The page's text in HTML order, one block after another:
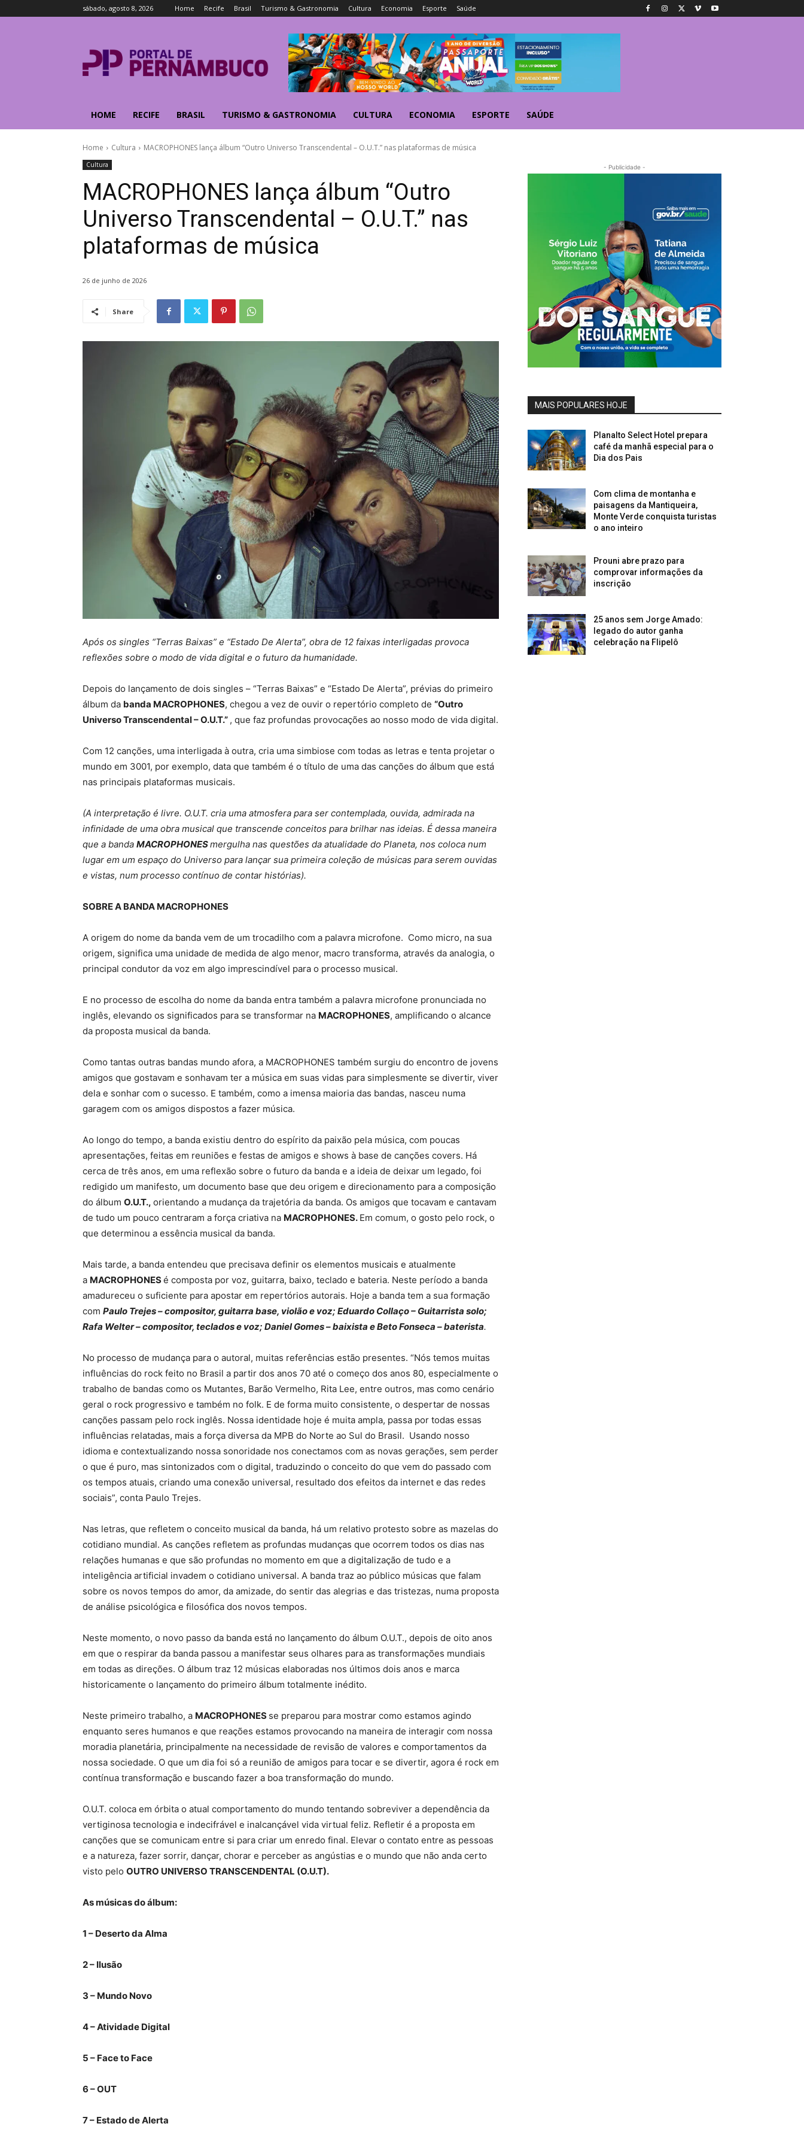
sábado, agosto 8, 2026 Home Recife Brasil Turismo & Gastronomia Cultura Economia Esporte Saúde
HOME RECIFE BRASIL TURISMO & GASTRONOMIA CULTURA ECONOMIA ESPORTE SAÚDE
Home Cultura MACROPHONES lança álbum “Outro Universo Transcendental – O.U.T.” nas plataformas de música
Cultura
MACROPHONES lança álbum “Outro
Universo Transcendental – O.U.T.” nas
plataformas de música
26 de junho de 2026
Share
Após os singles “Terras Baixas” e “Estado De Alerta”, obra de 12 faixas interligadas provoca
reflexões sobre o modo de vida digital e o futuro da humanidade.
Depois do lançamento de dois singles – “Terras Baixas” e “Estado De Alerta”, prévias do primeiro
álbum da banda MACROPHONES, chegou a vez de ouvir o repertório completo de “Outro
Universo Transcendental – O.U.T.” , que faz profundas provocações ao nosso modo de vida digital.
Com 12 canções, uma interligada à outra, cria uma simbiose com todas as letras e tenta projetar o
mundo em 3001, por exemplo, data que também é o título de uma das canções do álbum que está
nas principais plataformas musicais.
(A interpretação é livre. O.U.T. cria uma atmosfera para ser contemplada, ouvida, admirada na
infinidade de uma obra musical que transcende conceitos para brilhar nas ideias. É dessa maneira
que a banda MACROPHONESmergulha nas questões da atualidade do Planeta, nos coloca num
lugar em um espaço do Universo para lançar sua primeira coleção de músicas para serem ouvidas
e vistas, num processo contínuo de contar histórias).
SOBRE A BANDA MACROPHONES
A origem do nome da banda vem de um trocadilho com a palavra microfone. Como micro, na sua
origem, significa uma unidade de medida de algo menor, macro transforma, através da analogia, o
principal condutor da voz em algo imprescindível para o processo musical.
E no processo de escolha do nome da banda entra também a palavra microfone pronunciada no
inglês, elevando os significados para se transformar na MACROPHONES, amplificando o alcance
da proposta musical da banda.
Como tantas outras bandas mundo afora, a MACROPHONES também surgiu do encontro de jovens
amigos que gostavam e sonhavam ter a música em suas vidas para simplesmente se divertir, viver
dela e sonhar com o sucesso. E também, como a imensa maioria das bandas, nasceu numa
garagem com os amigos dispostos a fazer música.
Ao longo do tempo, a banda existiu dentro do espírito da paixão pela música, com poucas
apresentações, feitas em reuniões e festas de amigos e shows à base de canções covers. Há
cerca de três anos, em uma reflexão sobre o futuro da banda e a ideia de deixar um legado, foi
redigido um manifesto, um documento base que deu origem e direcionamento para a composição
do álbum O.U.T., orientando a mudança da trajetória da banda. Os amigos que tocavam e cantavam
de tudo um pouco centraram a força criativa na MACROPHONES. Em comum, o gosto pelo rock, o
que determinou a essência musical da banda.
Mais tarde, a banda entendeu que precisava definir os elementos musicais e atualmente
a MACROPHONESé composta por voz, guitarra, baixo, teclado e bateria. Neste período a banda
amadureceu o suficiente para apostar em repertórios autorais. Hoje a banda tem a sua formação
com Paulo Trejes – compositor, guitarra base, violão e voz; Eduardo Collaço – Guitarrista solo;
Rafa Welter – compositor, teclados e voz; Daniel Gomes – baixista e Beto Fonseca – baterista.
No processo de mudança para o autoral, muitas referências estão presentes. “Nós temos muitas
influências do rock feito no Brasil a partir dos anos 70 até o começo dos anos 80, especialmente o
trabalho de bandas como os Mutantes, Barão Vermelho, Rita Lee, entre outros, mas como cenário
geral o rock progressivo e também no folk. E de forma muito consistente, o despertar de nossas
canções passam pelo rock inglês. Nossa identidade hoje é muita ampla, passa por todas essas
influências relatadas, mais a força diversa da MPB do Norte ao Sul do Brasil. Usando nosso
idioma e contextualizando nossa sonoridade nos conectamos com as novas gerações, sem perder
o que é puro, mas sintonizados com o digital, traduzindo o conceito do que vem do passado com
os tempos atuais, criando uma conexão universal, resultado dos efeitos da internet e das redes
sociais”, conta Paulo Trejes.
Nas letras, que refletem o conceito musical da banda, há um relativo protesto sobre as mazelas do
cotidiano mundial. As canções refletem as profundas mudanças que ocorrem todos os dias nas
relações humanas e que são profundas no momento em que a digitalização de tudo e a
inteligência artificial invadem o cotidiano universal. A banda traz ao público músicas que falam
sobre os novos tempos do amor, da amizade, do sentir das alegrias e das tristezas, numa proposta
de análise psicológica e filosófica dos novos tempos.
Neste momento, o novo passo da banda está no lançamento do álbum O.U.T., depois de oito anos
em que o respirar da banda passou a manifestar seus olhares para as transformações mundiais
em todas as direções. O álbum traz 12 músicas elaboradas nos últimos dois anos e marca
historicamente o lançamento do primeiro álbum totalmente inédito.
Neste primeiro trabalho, a MACROPHONES se preparou para mostrar como estamos agindo
enquanto seres humanos e que reações estamos provocando na maneira de interagir com nossa
moradia planetária, principalmente na necessidade de revisão de valores e comportamentos da
nossa sociedade. O que um dia foi só a reunião de amigos para tocar e se divertir, agora é rock em
contínua transformação e buscando fazer a boa transformação do mundo.
O.U.T. coloca em órbita o atual comportamento do mundo tentando sobreviver a dependência da
vertiginosa tecnologia e indecifrável e inalcançável vida virtual feliz. Refletir é a proposta em
canções que se comunicam entre si para criar um enredo final. Elevar o contato entre as pessoas
e a natureza, fazer sorrir, dançar, chorar e perceber as angústias e o mundo que não anda certo
visto pelo OUTRO UNIVERSO TRANSCENDENTAL (O.U.T).
As músicas do álbum:
1 – Deserto da Alma
2 – Ilusão
3 – Mundo Novo
4 – Atividade Digital
5 – Face to Face
6 – OUT
7 – Estado de Alerta
- Publicidade -
MAIS POPULARES HOJE
Planalto Select Hotel prepara
café da manhã especial para o
Dia dos Pais
Com clima de montanha e
paisagens da Mantiqueira,
Monte Verde conquista turistas
o ano inteiro
Prouni abre prazo para
comprovar informações da
inscrição
25 anos sem Jorge Amado:
legado do autor ganha
celebração na Flipelô